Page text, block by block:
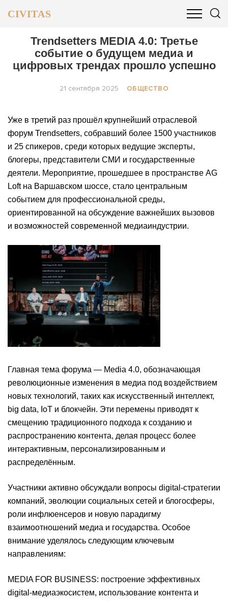
CIVITAS
ОБЩЕСТВО БИЗНЕС И ФИНАНСЫ
Trendsetters MEDIA 4.0: Третье
событие о будущем медиа и
цифровых трендах прошло успешно
21 сентября 2025 ОБЩЕСТВО
Уже в третий раз прошёл крупнейший отраслевой
форум Trendsetters, собравший более 1500 участников
и 25 спикеров, среди которых ведущие эксперты,
блогеры, представители СМИ и государственные
деятели. Мероприятие, прошедшее в пространстве AG
Loft на Варшавском шоссе, стало центральным
событием для профессиональной среды,
ориентированной на обсуждение важнейших вызовов
и возможностей современной медиаиндустрии.
Главная тема форума — Media 4.0, обозначающая
революционные изменения в медиа под воздействием
новых технологий, таких как искусственный интеллект,
big data, IoT и блокчейн. Эти перемены приводят к
смещению традиционного подхода к созданию и
распространению контента, делая процесс более
интерактивным, персонализированным и
распределённым.
Участники активно обсуждали вопросы digital-стратегии
компаний, эволюции социальных сетей и блогосферы,
роли инфлюенсеров и новую парадигму
взаимоотношений медиа и государства. Особое
внимание уделялось следующим ключевым
направлениям:
MEDIA FOR BUSINESS: построение эффективных
digital-медиаэкосистем, использование контента и